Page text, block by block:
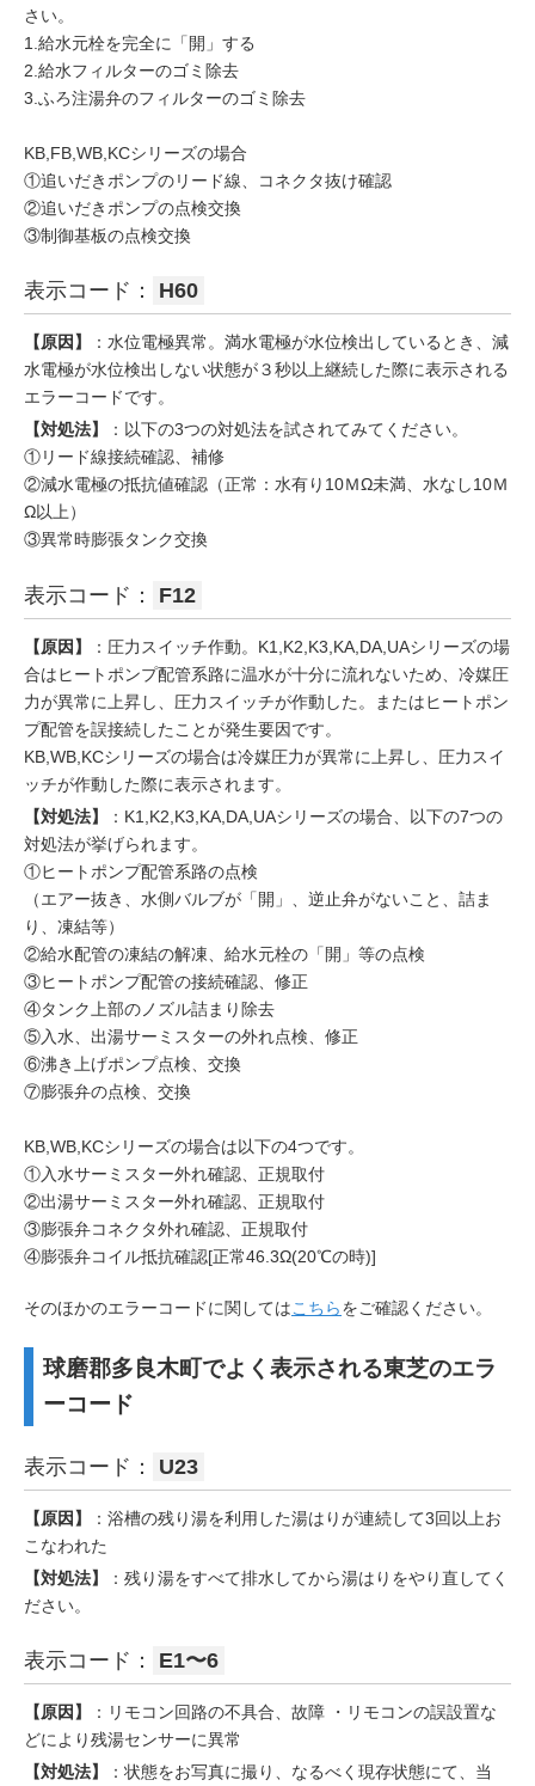
さい。
1.給水元栓を完全に「開」する
2.給水フィルターのゴミ除去
3.ふろ注湯弁のフィルターのゴミ除去
KB,FB,WB,KCシリーズの場合
①追いだきポンプのリード線、コネクタ抜け確認
②追いだきポンプの点検交換
③制御基板の点検交換
表示コード： H60
【原因】
：水位電極異常。満水電極が水位検出しているとき、減
水電極が水位検出しない状態が３秒以上継続した際に表示される
エラーコードです。
【対処法】
：以下の3つの対処法を試されてみてください。
①リード線接続確認、補修
②減水電極の抵抗値確認（正常：水有り10ＭΩ未満、水なし10Ｍ
Ω以上）
③異常時膨張タンク交換
表示コード： F12
【原因】
：圧力スイッチ作動。K1,K2,K3,KA,DA,UAシリーズの場
合はヒートポンプ配管系路に温水が十分に流れないため、冷媒圧
力が異常に上昇し、圧力スイッチが作動した。またはヒートポン
プ配管を誤接続したことが発生要因です。
KB,WB,KCシリーズの場合は冷媒圧力が異常に上昇し、圧力スイ
ッチが作動した際に表示されます。
【対処法】
：K1,K2,K3,KA,DA,UAシリーズの場合、以下の7つの
対処法が挙げられます。
①ヒートポンプ配管系路の点検
（エアー抜き、水側バルブが「開」、逆止弁がないこと、詰ま
り、凍結等）
②給水配管の凍結の解凍、給水元栓の「開」等の点検
③ヒートポンプ配管の接続確認、修正
④タンク上部のノズル詰まり除去
⑤入水、出湯サーミスターの外れ点検、修正
⑥沸き上げポンプ点検、交換
⑦膨張弁の点検、交換
KB,WB,KCシリーズの場合は以下の4つです。
①入水サーミスター外れ確認、正規取付
②出湯サーミスター外れ確認、正規取付
③膨張弁コネクタ外れ確認、正規取付
④膨張弁コイル抵抗確認[正常46.3Ω(20℃の時)]
そのほかのエラーコードに関してはこちらをご確認ください。
球磨郡多良木町でよく表示される東芝のエラ
ーコード
表示コード： U23
【原因】
：浴槽の残り湯を利用した湯はりが連続して3回以上お
こなわれた
【対処法】
：残り湯をすべて排水してから湯はりをやり直してく
ださい。
表示コード： E1〜6
【原因】
：リモコン回路の不具合、故障 ・リモコンの誤設置な
どにより残湯センサーに異常
【対処法】
：状態をお写真に撮り、なるべく現存状態にて、当